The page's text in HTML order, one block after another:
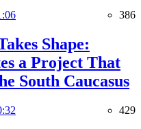
386
Shape:
a Project That
South Caucasus
429